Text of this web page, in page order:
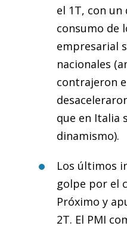
el 1T, con
consumo de
empresarial
nacionales
contrajeron
que en Italia
dinamismo).
Los últimos
golpe por el
Próximo y
2T. El PMI